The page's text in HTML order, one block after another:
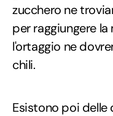
zucchero ne
per raggiungere
l'ortaggio ne
chili.
Esistono poi delle